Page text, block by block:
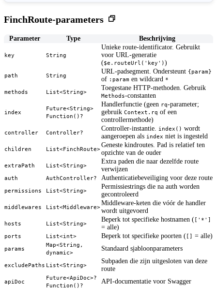
FinchRoute-parameters
Parameter Type Beschrijving
key String
Unieke route-identificator. Gebruikt
voor URL-generatie
($e.routeUrl('key'))
path String
URL-padsegment. Ondersteunt {param}
of :param en wildcard *
methods
List<String>
Toegestane HTTP-methoden. Gebruik
Methods-constanten
index
Future<String>
Function()?
Handlerfunctie (geen rq-parameter;
gebruik Context.rq of een
controllermethode)
controller Controller?
Controller-instantie. index() wordt
aangeroepen als index niet is ingesteld
children List<FinchRoute>
Geneste kindroutes. Pad is relatief ten
opzichte van de ouder
extraPath List<String>
Extra paden die naar dezelfde route
verwijzen
auth AuthController? Authenticatiebeveiliging voor deze route
permissions List<String>
Permissiestrings die na auth worden
gecontroleerd
middlewares List<Middleware>
Middleware-keten die vóór de handler
wordt uitgevoerd
hosts List<String>
Beperk tot specifieke hostnamen ( ['*']
= alle)
ports List<int> Beperk tot specifieke poorten ( [] = alle)
params
Map<String,
dynamic>
Standaard sjabloonparameters
excludePaths List<String>
Subpaden die zijn uitgesloten van deze
route
apiDoc
Future<ApiDoc>?
Function()?
API-documentatie voor Swagger